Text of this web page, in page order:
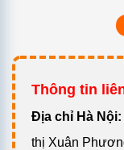
Xưởng in thước kẻ
Thông tin
Địa chỉ Hà Nội:
thị Xuân